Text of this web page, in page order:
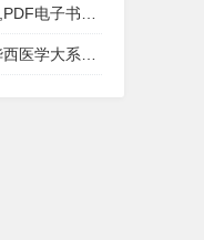
网盘资源
电子书网盘下载